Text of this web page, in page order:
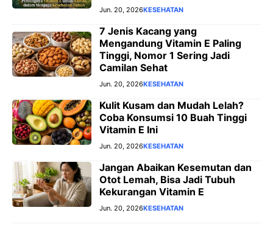
Jun. 20, 2026KESEHATAN
7 Jenis Kacang yang
Mengandung Vitamin E Paling
Tinggi, Nomor 1 Sering Jadi
Camilan Sehat
Jun. 20, 2026KESEHATAN
Kulit Kusam dan Mudah Lelah?
Coba Konsumsi 10 Buah Tinggi
Vitamin E Ini
Jun. 20, 2026KESEHATAN
Jangan Abaikan Kesemutan dan
Otot Lemah, Bisa Jadi Tubuh
Kekurangan Vitamin E
Jun. 20, 2026KESEHATAN